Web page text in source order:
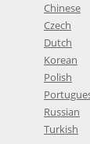
Chinese
Czech
Dutch
Korean
Polish
Russian
Turkish